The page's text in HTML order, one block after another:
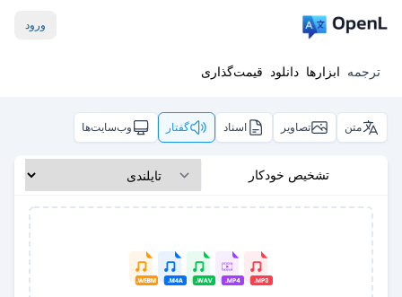
ورود
ترجمه ابزارها دانلود قیمت‌گذاری
متن تصاویر اسناد گفتار وب‌سایت‌ها
تشخیص خودکار